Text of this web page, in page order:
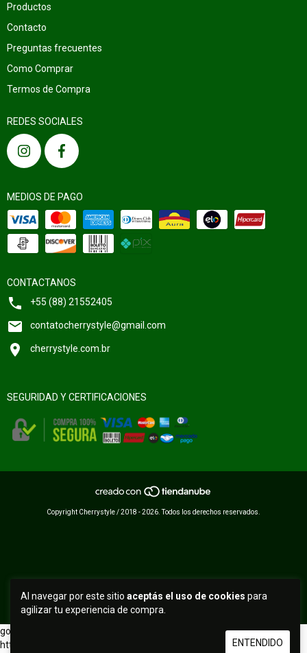
Al navegar por este sitio aceptás el uso de cookies para
agilizar tu experiencia de compra.
ENTENDIDO
Productos
Contacto
Preguntas frecuentes
Como Comprar
Termos de Compra
REDES SOCIALES
MEDIOS DE PAGO
CONTACTANOS
+55 (88) 21552405
contatocherrystyle@gmail.com
cherrystyle.com.br
SEGURIDAD Y CERTIFICACIONES
Copyright Cherrystyle / 2018 - 2026. Todos los derechos reservados.
google-site-verification: googledfa914dca5d6fa0d.html
https://www.cherrystyle.com.br/google55e1c939723ac7a9.html